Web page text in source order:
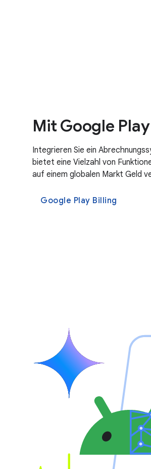
Mit Google
Integrieren Sie ein
bietet eine Vielzahl von
auf einem globalen Markt Geld
Google Play Billing